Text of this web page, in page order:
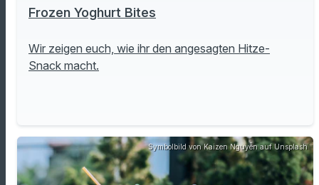
Frozen Yoghurt Bites
Wir zeigen euch, wie ihr den angesagten Hitze-
Snack macht.
Symbolbild von Kaizen Nguyễn auf Unsplash